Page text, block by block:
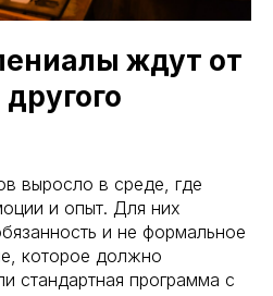
ждут от
выросло в среде, где
и опыт. Для них
и не формальное
которое должно
стандартная программа с